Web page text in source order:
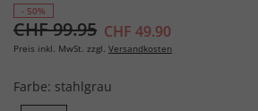
- 50%
CHF 99.95 CHF 49.90
Preis inkl. MwSt. zzgl. Versandkosten
Farbe: stahlgrau